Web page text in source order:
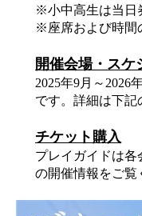
※小中高生は当日
※座席および時間
開催会場・スケ
2025年9月～2026
です。詳細は下記
チケット購入
プレイガイドは
の開催情報をご覧